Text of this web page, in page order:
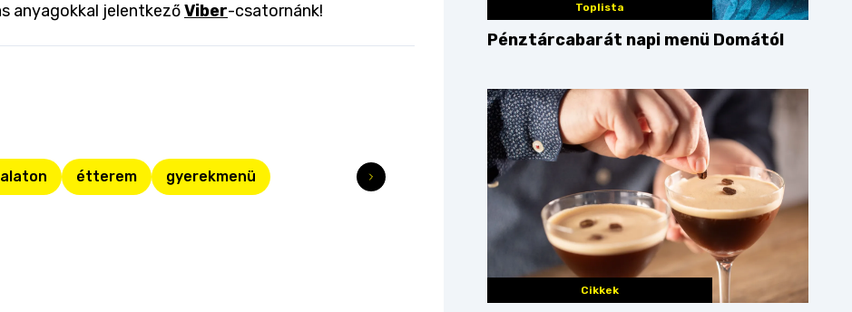
anyagokkal jelentkezőViber-csatornánk!
étterem gyerekmenü
Toplista
Pénztárcabarát napi menü Domától
Cikkek